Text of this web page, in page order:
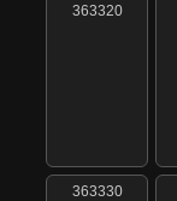
363320
363330